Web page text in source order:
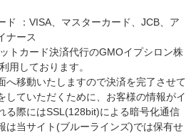
ド ：VISA、マスターカード、JCB、ア
ナース
トカード決済代行のGMOイプシロン株
用しております。
へ移動いたしますので決済を完了させて
していただくために、お客様の情報がイ
る際にはSSL(128bit)による暗号化通信
は当サイト(ブルーラインズ)では保有せ